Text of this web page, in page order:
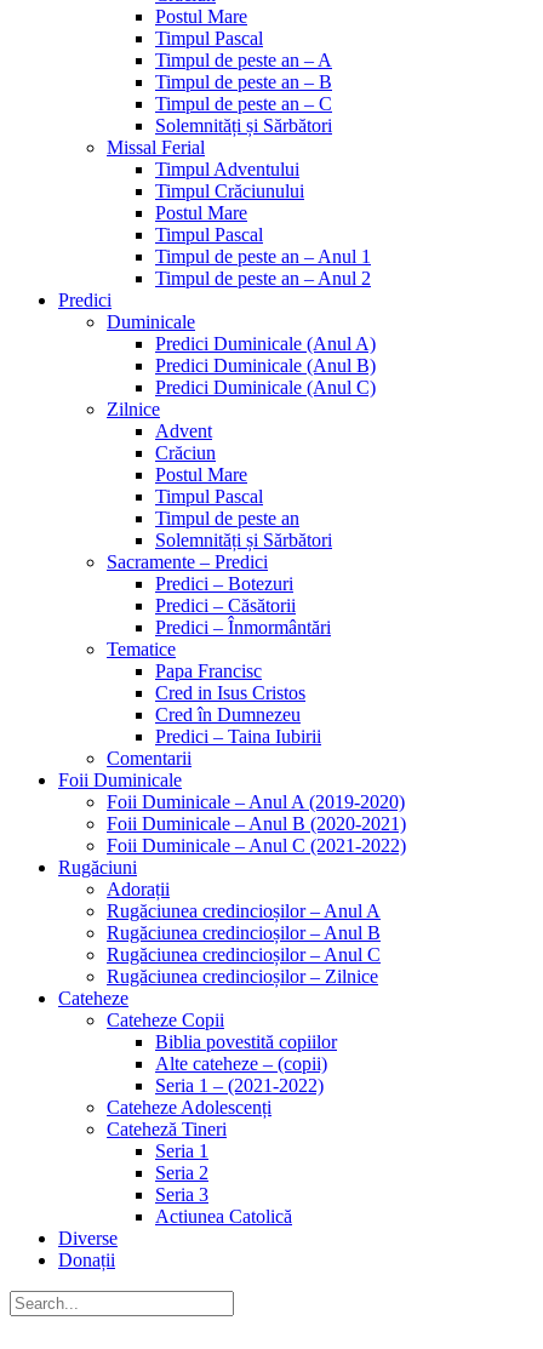
Postul Mare
Timpul Pascal
Timpul de peste an – A
Timpul de peste an – B
Timpul de peste an – C
Solemnități și Sărbători
Missal Ferial
Timpul Adventului
Timpul Crăciunului
Postul Mare
Timpul Pascal
Timpul de peste an – Anul 1
Timpul de peste an – Anul 2
Predici
Duminicale
Predici Duminicale (Anul A)
Predici Duminicale (Anul B)
Predici Duminicale (Anul C)
Zilnice
Advent
Crăciun
Postul Mare
Timpul Pascal
Timpul de peste an
Solemnități și Sărbători
Sacramente – Predici
Predici – Botezuri
Predici – Căsătorii
Predici – Înmormântări
Tematice
Papa Francisc
Cred in Isus Cristos
Cred în Dumnezeu
Predici – Taina Iubirii
Comentarii
Foii Duminicale
Foii Duminicale – Anul A (2019-2020)
Foii Duminicale – Anul B (2020-2021)
Foii Duminicale – Anul C (2021-2022)
Rugăciuni
Adorații
Rugăciunea credincioșilor – Anul A
Rugăciunea credincioșilor – Anul B
Rugăciunea credincioșilor – Anul C
Rugăciunea credincioșilor – Zilnice
Cateheze
Cateheze Copii
Biblia povestită copiilor
Alte cateheze – (copii)
Seria 1 – (2021-2022)
Cateheze Adolescenți
Cateheză Tineri
Seria 1
Seria 2
Seria 3
Actiunea Catolică
Diverse
Donații